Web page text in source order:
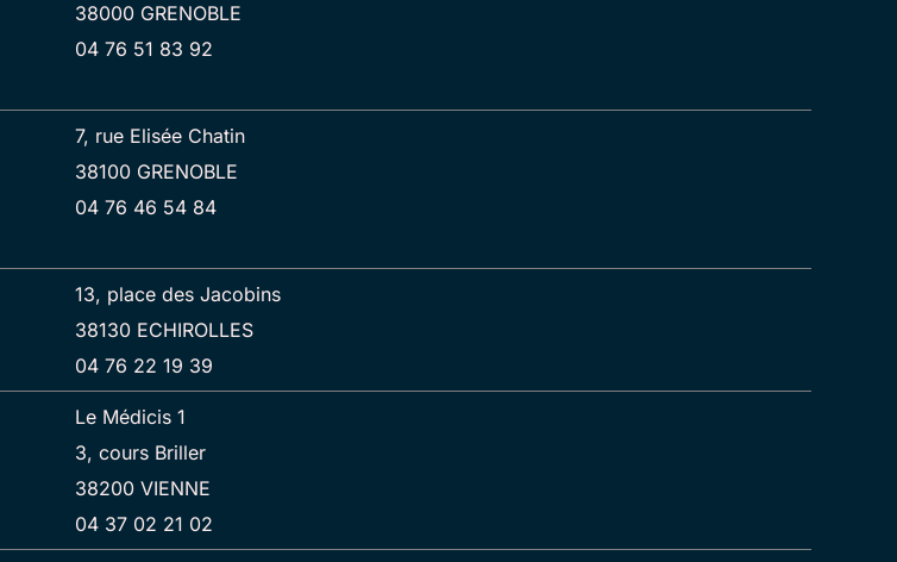
38000 GRENOBLE
04 76 51 83 92
7, rue Elisée Chatin
38100 GRENOBLE
04 76 46 54 84
13, place des Jacobins
38130 ECHIROLLES
04 76 22 19 39
Le Médicis 1
3, cours Briller
38200 VIENNE
04 37 02 21 02